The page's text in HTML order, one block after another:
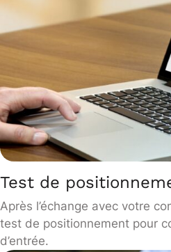
Test de
Après l’échange avec votre
test de positionnement pour
d’entrée.